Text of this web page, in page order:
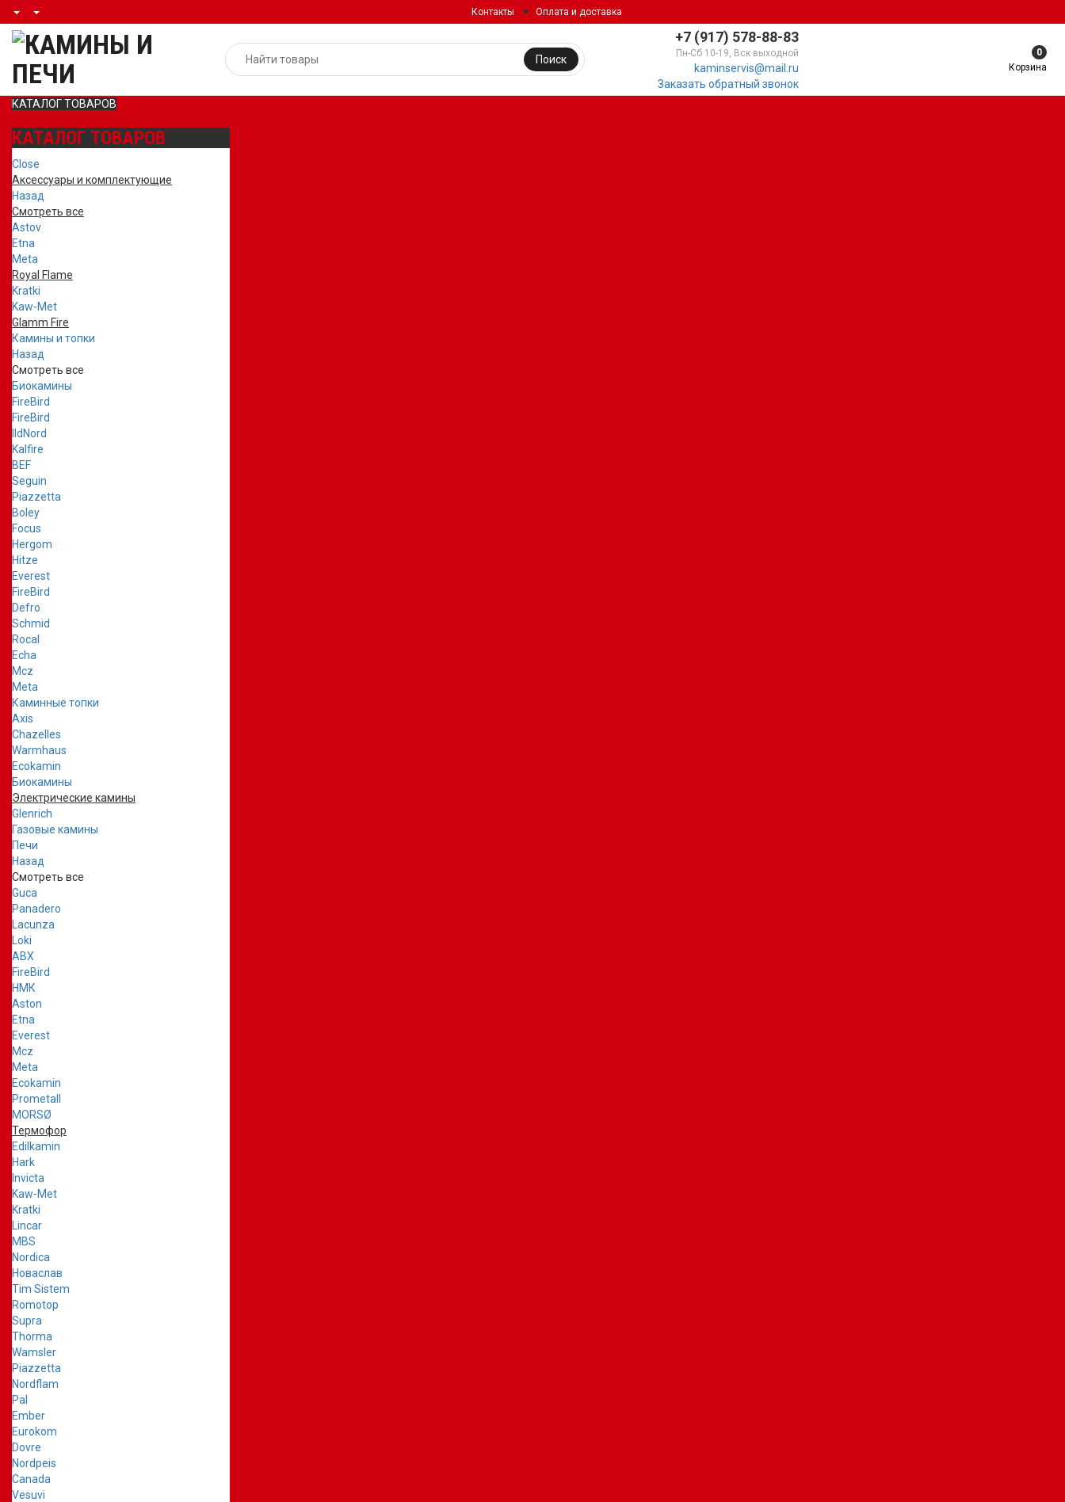
Контакты Оплата и доставка
+7 (917) 578-88-83
Пн-Сб 10-19, Вск выходной
kaminservis@mail.ru
Заказать обратный звонок
Поиск
0
Корзина
КАТАЛОГ ТОВАРОВ
КАТАЛОГ ТОВАРОВ
Close
Аксессуары и комплектующие
Назад
Смотреть все
Astov
Etna
Meta
Royal Flame
Kratki
Kaw-Met
Glamm Fire
Камины и топки
Назад
Смотреть все
Биокамины
FireBird
FireBird
IldNord
Kalfire
BEF
Seguin
Piazzetta
Boley
Focus
Hergom
Hitze
Everest
FireBird
Defro
Schmid
Rocal
Echa
Mcz
Meta
Каминные топки
Axis
Chazelles
Warmhaus
Ecokamin
Биокамины
Электрические камины
Glenrich
Газовые камины
Печи
Назад
Смотреть все
Guca
Panadero
Lacunza
Loki
ABX
FireBird
НМК
Aston
Etna
Everest
Mcz
Meta
Ecokamin
Prometall
MORSØ
Термофор
Edilkamin
Hark
Invicta
Kaw-Met
Kratki
Lincar
MBS
Nordica
Новаслав
Tim Sistem
Romotop
Supra
Thorma
Wamsler
Piazzetta
Nordflam
Pal
Ember
Eurokom
Dovre
Nordpeis
Canada
Vesuvi